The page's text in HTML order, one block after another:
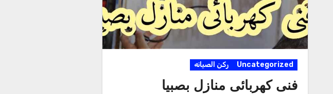
Uncategorized ركن الصيانه
فنى كهربائى منازل بصبيا